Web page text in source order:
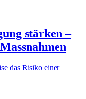
stärken –